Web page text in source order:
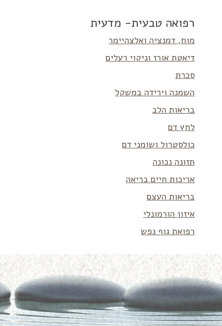
רפואה טבעית- מדעית
מוח, דמנציה ואלצהיימר
דיאטת אורז וניקוי רעלים
סכרת
השמנה וירידה במשקל
בריאות הלב
לחץ דם
כולסטרול ושומני דם
תזונה נכונה
אריכות חיים בריאה
בריאות העצם
איזון הורמונלי
רפואת גוף נפש